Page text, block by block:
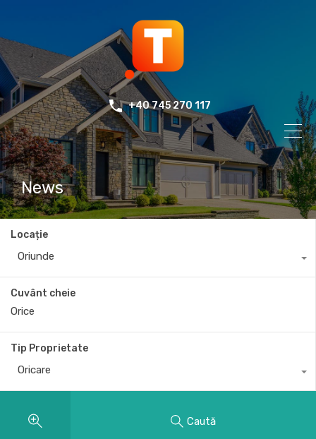
+40 745 270 117
News
Locație
Oriunde
Cuvânt cheie
Tip Proprietate
Oricare
Caută